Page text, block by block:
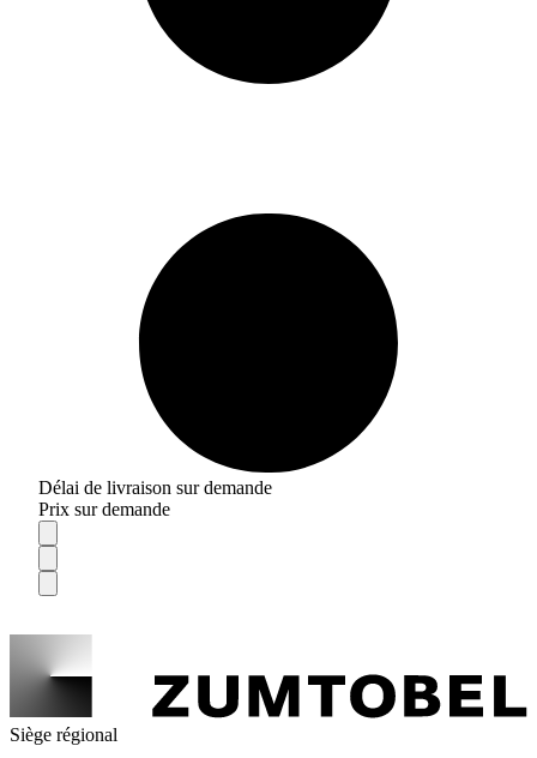
Délai de livraison sur demande
Prix sur demande
Siège régional